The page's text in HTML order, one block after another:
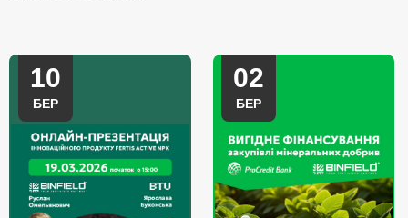
10
БЕР
02
БЕР